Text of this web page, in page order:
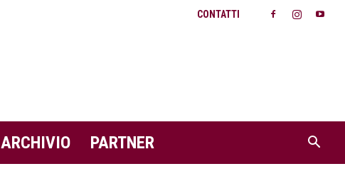
CONTATTI
ARCHIVIO PARTNER